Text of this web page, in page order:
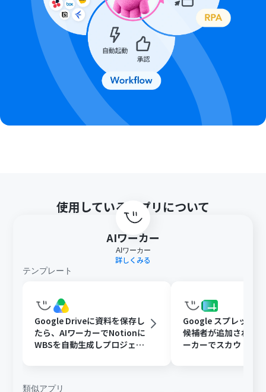
使用しているアプリについて
AIワーカー
AIワーカー
詳しくみる
テンプレート
Google Driveに資料を保存し
たら、AIワーカーでNotionに
WBSを自動生成しプロジェク
Google スプレッドシ
候補者が追加された
ーカーでスカウト文
類似アプリ